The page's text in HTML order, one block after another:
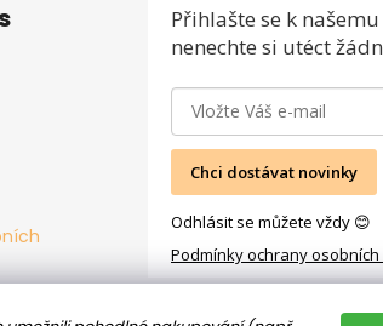
Přihlašte se k
nenechte si utéct
Chci dostávat novinky
Odhlásit se můžete vždy 😊
Podmínky ochrany